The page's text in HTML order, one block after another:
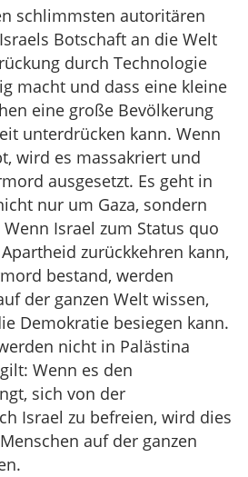
schlimmsten autoritären
Botschaft an die Welt
durch Technologie
macht und dass eine kleine
eine große Bevölkerung
unterdrücken kann. Wenn
wird es massakriert und
ausgesetzt. Es geht in
nur um Gaza, sondern
Israel zum Status quo
zurückkehren kann,
bestand, werden
der ganzen Welt wissen,
Demokratie besiegen kann.
nicht in Palästina
Wenn es den
sich von der
Israel zu befreien, wird dies
auf der ganzen